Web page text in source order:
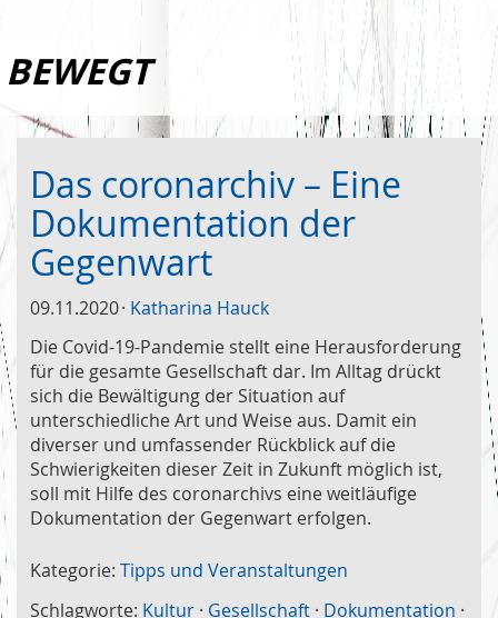
BEWEGT
Das coronarchiv – Eine
Dokumentation der
Gegenwart
09.11.2020 Katharina Hauck
Die Covid-19-Pandemie stellt eine Herausforderung
für die gesamte Gesellschaft dar. Im Alltag drückt
sich die Bewältigung der Situation auf
unterschiedliche Art und Weise aus. Damit ein
diverser und umfassender Rückblick auf die
Schwierigkeiten dieser Zeit in Zukunft möglich ist,
soll mit Hilfe des coronarchivs eine weitläufige
Dokumentation der Gegenwart erfolgen.
Kategorie: Tipps und Veranstaltungen
Schlagworte: Kultur · Gesellschaft · Dokumentation ·